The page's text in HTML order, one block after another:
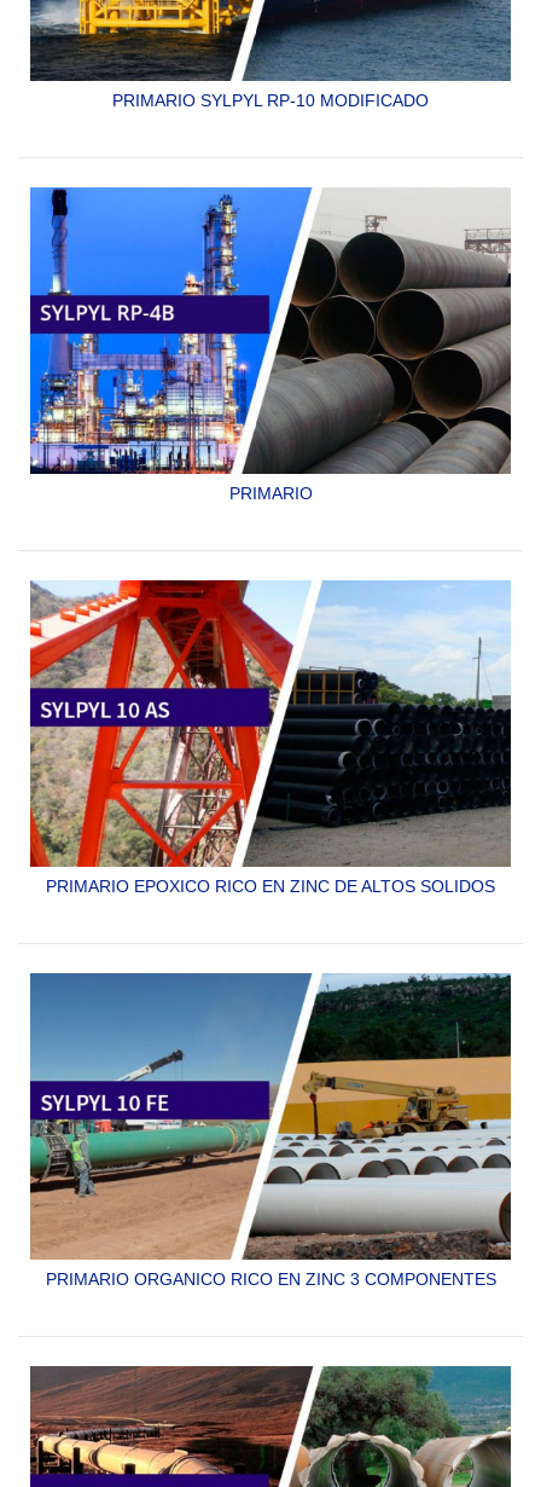
PRIMARIO SYLPYL RP-10 MODIFICADO
SYLPYL RP-10 MODIFICADO
PRIMARIO
SYLPYL RP-4B MODIFICADO
PRIMARIO EPOXICO RICO EN ZINC DE ALTOS SOLIDOS
PRIMARIO ORGANICO RICO EN ZINC 3 COMPONENTES